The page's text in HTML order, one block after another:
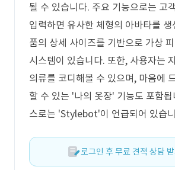
될 수 있습니다. 주요 기능으로는 고
입력하면 유사한 체형의 아바타를 생
품의 상세 사이즈를 기반으로 가상
시스템이 있습니다. 또한, 사용자는
의류를 코디해볼 수 있으며, 마음에
할 수 있는 '나의 옷장' 기능도 포함됩
스로는 'Stylebot'이 언급되어 있습
로그인 후 무료 견적 상담